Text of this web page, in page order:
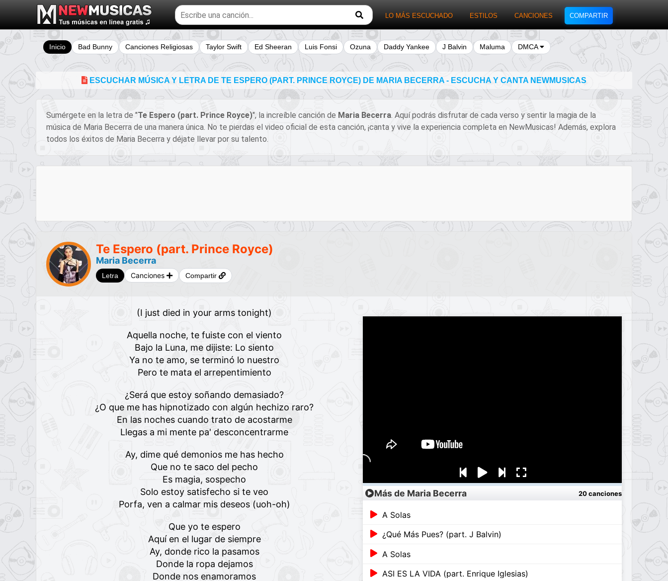
Buscar
temas
musicales
LO MÁS ESCUCHADO ESTILOS CANCIONES COMPARTIR
Inicio Bad Bunny Canciones Religiosas Taylor Swift Ed Sheeran Luis Fonsi Ozuna Daddy Yankee J Balvin Maluma DMCA
ESCUCHAR MÚSICA Y LETRA DE TE ESPERO (PART. PRINCE ROYCE) DE MARIA BECERRA - ESCUCHA Y CANTA NEWMUSICAS
Sumérgete en la letra de "Te Espero (part. Prince Royce)", la increíble canción de Maria Becerra. Aquí podrás disfrutar de cada verso y sentir la magia de la
música de Maria Becerra de una manera única. No te pierdas el video oficial de esta canción, ¡canta y vive la experiencia completa en NewMusicas! Además, explora
todos los éxitos de Maria Becerra y déjate llevar por su talento.
Te Espero (part. Prince Royce)
Maria Becerra
Letra Canciones Compartir
(I just died in your arms tonight)
Aquella noche, te fuiste con el viento
Bajo la Luna, me dijiste: Lo siento
Ya no te amo, se terminó lo nuestro
Pero te mata el arrepentimiento
¿Será que estoy soñando demasiado?
¿O que me has hipnotizado con algún hechizo raro?
En las noches cuando trato de acostarme
Llegas a mi mente pa' desconcentrarme
Ay, dime qué demonios me has hecho
Quе no te saco del pecho
Es magia, sospecho
Solo estoy satisfecho si te veo
Porfa, ven a calmar mis deseos (uoh-oh)
Que yo te espero
Aquí en el lugar de siempre
Ay, donde rico la pasamos
Donde la ropa dejamos
Donde nos enamoramos
Más de Maria Becerra 20 canciones
A Solas
¿Qué Más Pues? (part. J Balvin)
A Solas
ASI ES LA VIDA (part. Enrique Iglesias)